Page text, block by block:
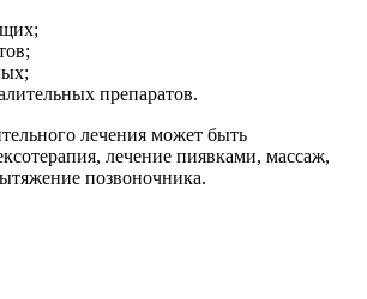
препаратов.
лечения может быть
лечение пиявками, массаж,
позвоночника.